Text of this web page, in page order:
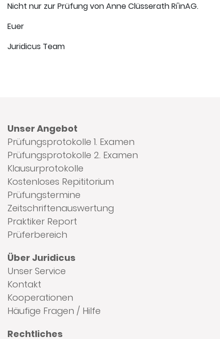
Nicht nur zur Prüfung von Anne Clüsserath Ri'inAG.
Euer
Juridicus Team
Unser Angebot
Prüfungsprotokolle 1. Examen
Prüfungsprotokolle 2. Examen
Klausurprotokolle
Kostenloses Repititorium
Prüfungstermine
Zeitschriftenauswertung
Praktiker Report
Prüferbereich
Über Juridicus
Unser Service
Kontakt
Kooperationen
Häufige Fragen / Hilfe
Rechtliches